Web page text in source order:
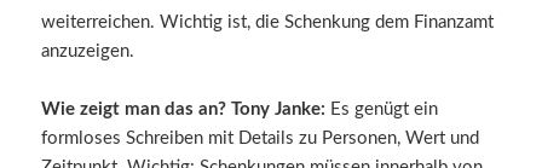
weiterreichen. Wichtig ist, die Schenkung dem Finanzamt
anzuzeigen.
Wie zeigt man das an? Tony Janke: Es genügt ein
formloses Schreiben mit Details zu Personen, Wert und